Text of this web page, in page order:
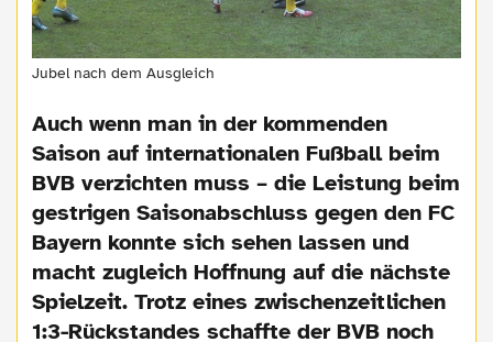
Jubel nach dem Ausgleich
Auch wenn man in der kommenden
Saison auf internationalen Fußball beim
BVB verzichten muss – die Leistung beim
gestrigen Saisonabschluss gegen den FC
Bayern konnte sich sehen lassen und
macht zugleich Hoffnung auf die nächste
Spielzeit. Trotz eines zwischenzeitlichen
1:3-Rückstandes schaffte der BVB noch